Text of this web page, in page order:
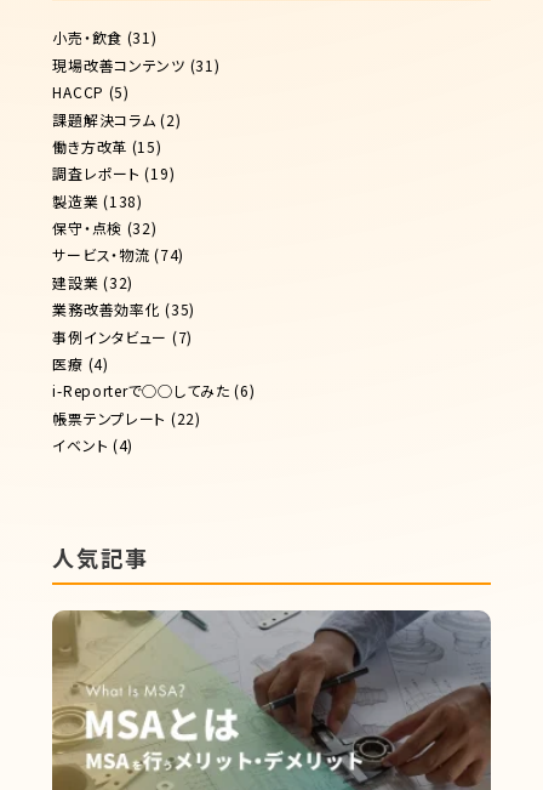
小売・飲食 (31)
現場改善コンテンツ (31)
HACCP (5)
課題解決コラム (2)
働き方改革 (15)
調査レポート (19)
製造業 (138)
保守・点検 (32)
サービス・物流 (74)
建設業 (32)
業務改善効率化 (35)
事例インタビュー (7)
医療 (4)
i-Reporterで◯◯してみた (6)
帳票テンプレート (22)
イベント (4)
人気記事